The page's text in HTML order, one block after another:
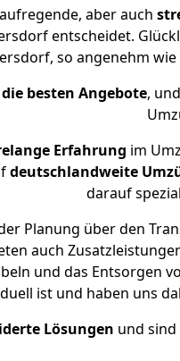
aber auch
entscheidet.
so angenehm
besten Angebote,
Erfahrung im
deutschlandweite
darauf
Planung über den
auch
und das Entsorgen
ist und haben uns
Lösungen und